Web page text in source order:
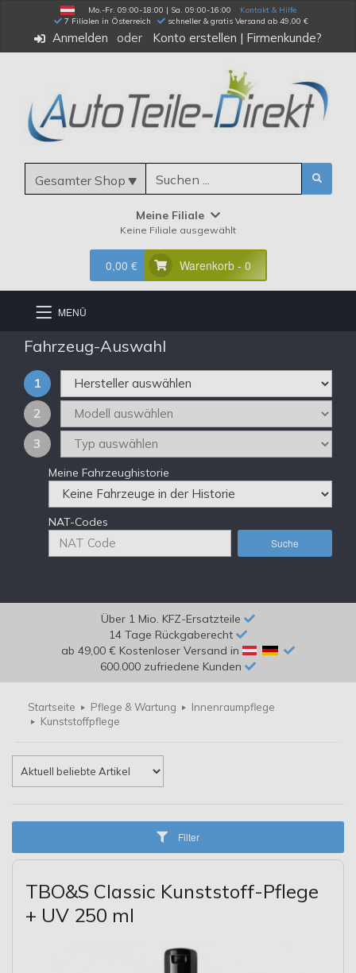
Mo.-Fr. 09:00-18:00 | Sa. 09:00-16:00
Kontakt & Hilfe
7 Filialen in Österreich
schneller & gratis Versand ab 49,00 €
Anmelden Konto erstellen | Firmenkunde?
Gesamter Shop
Meine Filiale
Keine Filiale ausgewählt
0,00 € Warenkorb - 0
MENÜ
Fahrzeug-Auswahl
1
2
3
Meine Fahrzeughistorie
NAT-Codes
Suche
Über 1 Mio. KFZ-Ersatzteile
14 Tage Rückgaberecht
ab 49,00 € Kostenloser Versand in
600.000 zufriedene Kunden
Startseite Pflege & Wartung
Innenraumpflege
Kunststoffpflege
Filter
TBO&S Classic Kunststoff-Pflege
+ UV 250 ml